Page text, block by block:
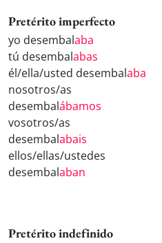
Pretérito imperfecto
yo desembalaba
tú desembalabas
él/ella/usted desembalaba
nosotros/as
desembalábamos
vosotros/as
desembalabais
ellos/ellas/ustedes
desembalaban
Pretérito indefinido